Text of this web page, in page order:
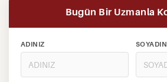
Bugün Bir Uzmanla
ADINIZ